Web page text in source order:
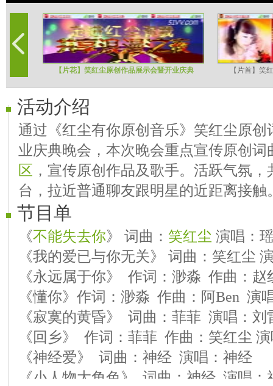
【片花】笑红尘原创作品展示会暨开业庆典 【片首】笑
活动介绍
通过《红尘有你原创音乐》笑红尘原
业庆典晚会，本次晚会重点宣传原创词
区 ，宣传原创作品及歌手。活跃气氛
台，拉近普通聊友跟明星的近距离接触
节目单
《不能失去你》 词曲： 笑红尘 演唱：
《我的爱已与你无关》 词曲：笑红尘
《永远属于你》 作词：渺淼 作曲：
《懂你》作词：渺淼 作曲：阿Ben 演
《寂寞的黄昏》 词曲：菲菲 演唱：刘
《回乡》 作词：菲菲 作曲：笑红尘
《神经爱》 词曲：神经 演唱：神经
《小人物大角色》 词曲：神经 演唱：